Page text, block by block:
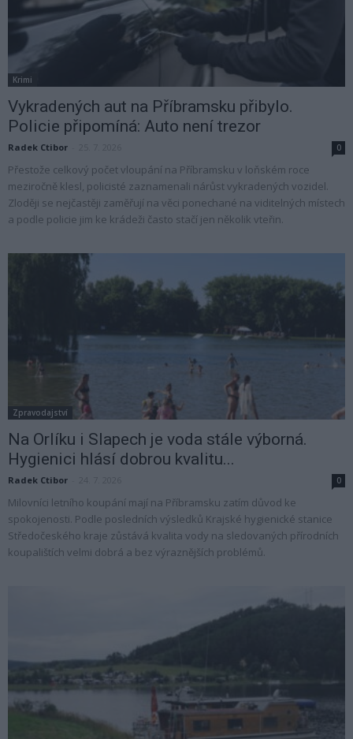
Krimi
Vykradených aut na Příbramsku přibylo.
Policie připomíná: Auto není trezor
Radek Ctibor 0
Přestože celkový počet vloupání na Příbramsku v loňském roce
meziročně klesl, policisté zaznamenali nárůst vykradených vozidel.
Zloději se nejčastěji zaměřují na věci ponechané na viditelných místech
a podle policie jim ke krádeži často stačí jen několik vteřin.
Zpravodajství
Na Orlíku i Slapech je voda stále výborná.
Hygienici hlásí dobrou kvalitu...
Radek Ctibor 0
Milovníci letního koupání mají na Příbramsku zatím důvod ke
spokojenosti. Podle posledních výsledků Krajské hygienické stanice
Středočeského kraje zůstává kvalita vody na sledovaných přírodních
koupalištích velmi dobrá a bez výraznějších problémů.